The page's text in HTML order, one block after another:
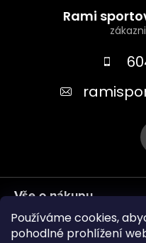
Používáme cookies,
pohodlné prohlížení
Rami
Vše o nákupu
Informace pro vás